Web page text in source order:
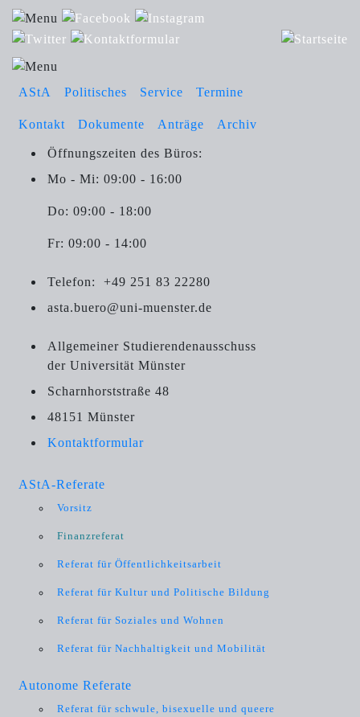
AStA Politisches Service Termine
Kontakt Dokumente Anträge Archiv
Öffnungszeiten des Büros:
Mo - Mi: 09:00 - 16:00
Do: 09:00 - 18:00
Fr: 09:00 - 14:00
Telefon:
+49 251 83 22280
asta.buero@uni-muenster.de
Allgemeiner Studierendenausschuss
der Universität Münster
Scharnhorststraße 48
48151 Münster
Kontaktformular
AStA-Referate
Vorsitz
Finanzreferat
Referat für Öffentlichkeitsarbeit
Referat für Kultur und Politische Bildung
Referat für Soziales und Wohnen
Referat für Nachhaltigkeit und Mobilität
Autonome Referate
Referat für schwule, bisexuelle und queere